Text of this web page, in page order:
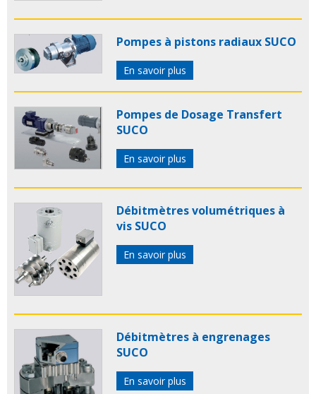
Pompes à pistons radiaux SUCO
En savoir plus
Pompes de Dosage Transfert
SUCO
En savoir plus
Débitmètres volumétriques à
vis SUCO
En savoir plus
Débitmètres à engrenages
SUCO
En savoir plus